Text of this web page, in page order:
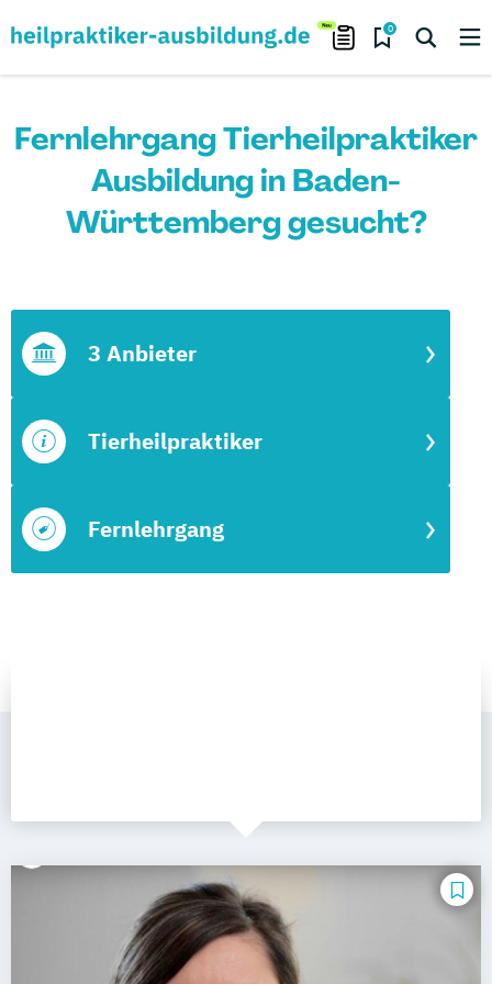
0
Fernlehrgang Tierheilpraktiker
Ausbildung in Baden-
Württemberg gesucht?
Fernlehrgang
Tierheilpraktiker
3 Anbieter